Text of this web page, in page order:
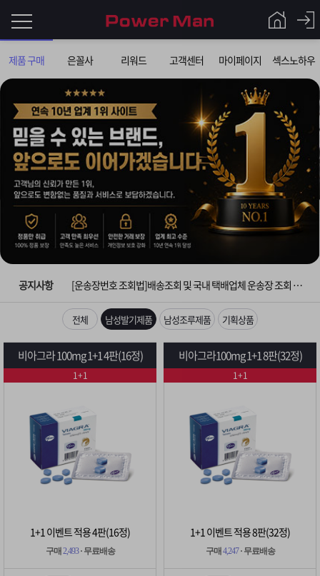
제품 구매 은꼴사 리워드 고객센터 마이페이지 섹스노하우
그
인
이
필
요
니
로
Q&A
파
워
맨
제
품
매
은
사
스
고
공지사항
입금확인이 안되는 상황을 대비해 꼭 입금후 고객센터 연락바랍니다.
[2026구정 연휴]설 연휴 배송 및 휴무 안내
[운송장번호 조회법]배송조회 및 국내 택배업체 운송장 조회 하는법
[ios앱 오픈]아이폰 고객 앱설치 가능합니다.
[무인택배함 이용 안내] 집 밖에 주소로 택배 받기
[2026구정 연휴]설 연휴 배송 및 휴무 안내
전체 남성발기제품 남성조루제품 기획상품
비아그라 100mg 1+1 4판(16정)
1+1 이벤트 적용 4판(16정)
구매 2,493· 무료배송
1+1
비아그라100mg 1+1 8판(32정)
1+1 이벤트 적용 8판(32정)
구매 4,247· 무료배송
1+1